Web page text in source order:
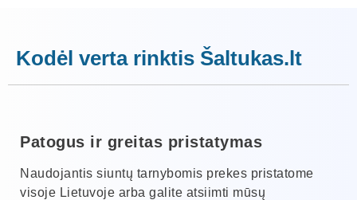
Kodėl verta rinktis Šaltukas.lt
Patogus ir greitas pristatymas
Naudojantis siuntų tarnybomis prekes pristatome
visoje Lietuvoje arba galite atsiimti mūsų